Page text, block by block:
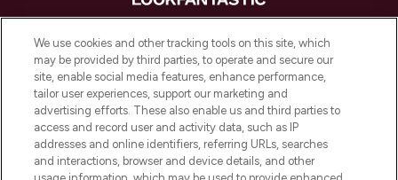
LOOKFANTASTIC is de ultieme online
beautybestemming van Europa, met de
beste huidverzorging, haarproducten en
make-up van meer dan 200 topmerken.
Shop online of via de app, met gratis
verzending vanaf €40.
Cookie-toestemming
We use cookies and other tracking tools on this site, which
may be provided by third parties, to operate and secure our
site, enable social media features, enhance performance,
tailor user experiences, support our marketing and
advertising efforts. These also enable us and third parties to
access and record user and activity data, such as IP
addresses and online identifiers, referring URLs, searches
and interactions, browser and device details, and other